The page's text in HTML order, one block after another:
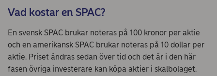
Vad kostar en SPAC?
En svensk SPAC brukar noteras på 100 kronor per aktie
och en amerikansk SPAC brukar noteras på 10 dollar per
aktie. Priset ändras sedan över tid och det är i den här
fasen övriga investerare kan köpa aktier i skalbolaget.